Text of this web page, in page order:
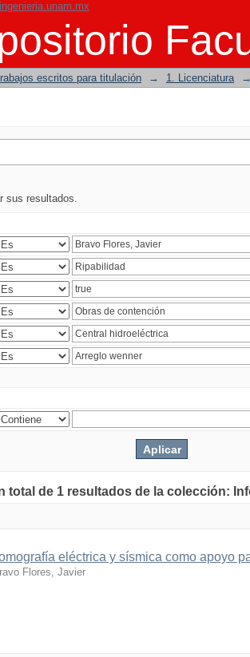
escritos para titulación → 1. Licenciatura
sus resultados.
total de 1 resultados de la colección:
eléctrica y sísmica como apoyo
Flores, Javier